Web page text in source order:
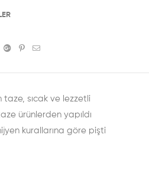
LinkedinGoogle+Pinterest
Email
taze, sıcak ve lezzetli
ürünlerden yapıldı
kurallarına göre pişti